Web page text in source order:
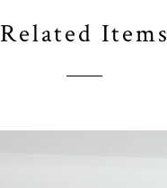
Related Items